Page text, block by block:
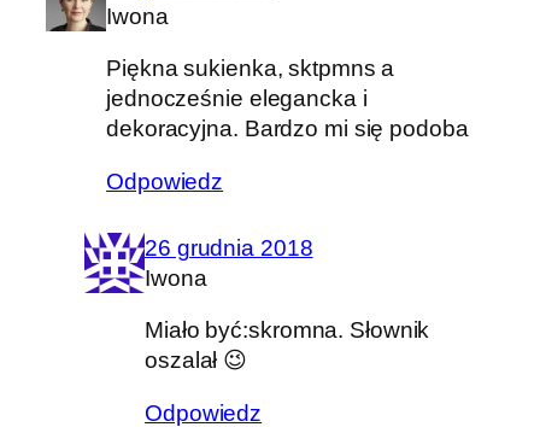
Iwona
Piękna sukienka, sktpmns a
jednocześnie elegancka i
dekoracyjna. Bardzo mi się podoba
Odpowiedz
26 grudnia 2018
Iwona
Miało być:skromna. Słownik
oszalał 😉
Odpowiedz